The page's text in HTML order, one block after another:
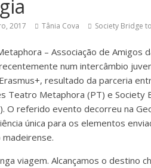
2017 Tânia Cova Society Bridge
– Associação de Amigos
num intercâmbio
resultado da parceria
Teatro Metaphora (PT) e Society
O referido evento decorreu na
única para os elementos
madeirense.
viagem. Alcançamos o destino